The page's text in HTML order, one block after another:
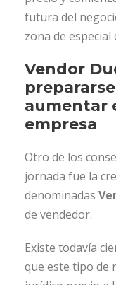
futura del
zona de especial
Vendor
aumentar
empresa
Otro de los
jornada fue la
denominadas
de vendedor.
Existe todavía
que este tipo de